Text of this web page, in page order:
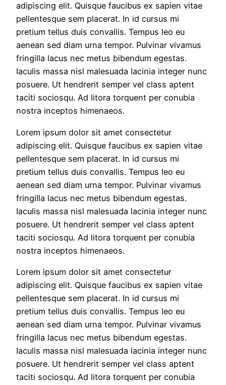
adipiscing elit. Quisque faucibus ex sapien vitae
pellentesque sem placerat. In id cursus mi
pretium tellus duis convallis. Tempus leo eu
aenean sed diam urna tempor. Pulvinar vivamus
fringilla lacus nec metus bibendum egestas.
Iaculis massa nisl malesuada lacinia integer nunc
posuere. Ut hendrerit semper vel class aptent
taciti sociosqu. Ad litora torquent per conubia
nostra inceptos himenaeos.
Lorem ipsum dolor sit amet consectetur
adipiscing elit. Quisque faucibus ex sapien vitae
pellentesque sem placerat. In id cursus mi
pretium tellus duis convallis. Tempus leo eu
aenean sed diam urna tempor. Pulvinar vivamus
fringilla lacus nec metus bibendum egestas.
Iaculis massa nisl malesuada lacinia integer nunc
posuere. Ut hendrerit semper vel class aptent
taciti sociosqu. Ad litora torquent per conubia
nostra inceptos himenaeos.
Lorem ipsum dolor sit amet consectetur
adipiscing elit. Quisque faucibus ex sapien vitae
pellentesque sem placerat. In id cursus mi
pretium tellus duis convallis. Tempus leo eu
aenean sed diam urna tempor. Pulvinar vivamus
fringilla lacus nec metus bibendum egestas.
Iaculis massa nisl malesuada lacinia integer nunc
posuere. Ut hendrerit semper vel class aptent
taciti sociosqu. Ad litora torquent per conubia